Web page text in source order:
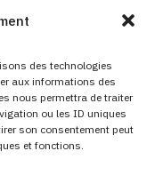
des technologies
aux informations des
nous permettra de traiter
ou les ID uniques
son consentement peut
et fonctions.
résine.